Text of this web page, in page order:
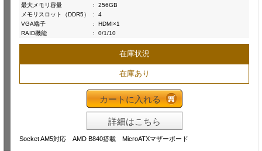
最大メモリ容量
:
256GB
メモリスロット（DDR5）
:
4
VGA端子
:
HDMI×1
RAID機能
: 0/1/10
在庫状況
在庫あり
カートに入れる
詳細はこちら
Socket AM5対応 AMD B840搭載 MicroATXマザーボード